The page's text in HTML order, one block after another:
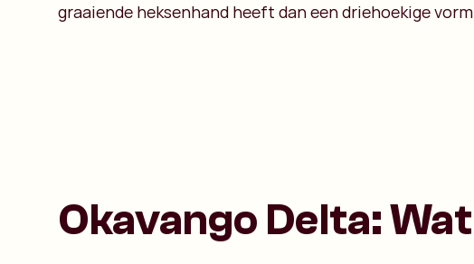
graaiende heksenhand heeft dan een driehoekige
Okavango Delta: